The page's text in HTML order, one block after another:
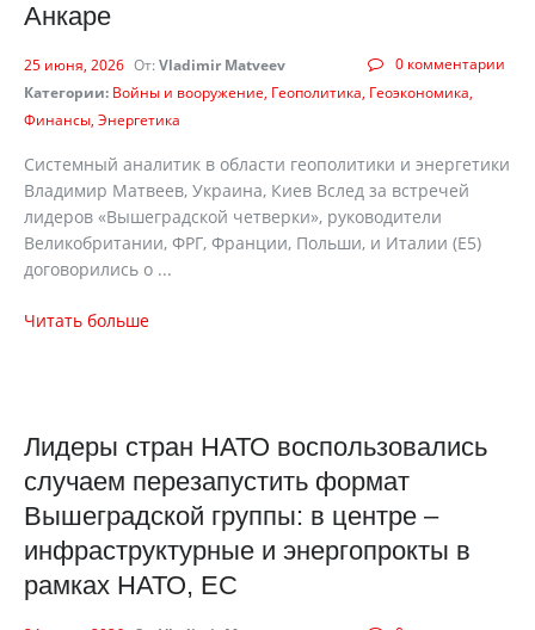
Анкаре
0 комментарии
25 июня, 2026 От: Vladimir Matveev
Категории: Войны и вооружение Геополитика Геоэкономика
Финансы Энергетика
Системный аналитик в области геополитики и энергетики
Владимир Матвеев, Украина, Киев Вслед за встречей
лидеров «Вышеградской четверки», руководители
Великобритании, ФРГ, Франции, Польши, и Италии (Е5)
договорились о ...
Читать больше
Лидеры стран НАТО воспользовались
случаем перезапустить формат
Вышеградской группы: в центре –
инфраструктурные и энергопрокты в
рамках НАТО, ЕС